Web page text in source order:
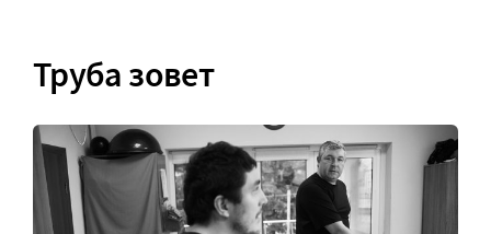
Труба зовет